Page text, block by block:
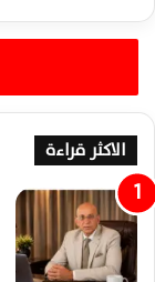
الاكثر قراءة